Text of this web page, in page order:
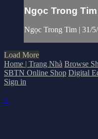
Ngọc Trong
Ngọc Trong Tim | 31/
Load More
Home | Trang Nhà Browse
SBTN Online Shop Digital
Sign in
×